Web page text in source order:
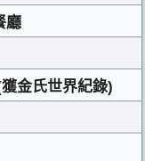
廳
金氏世界紀錄)